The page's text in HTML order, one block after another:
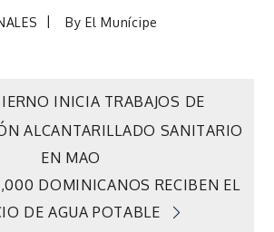
ByEl Munícipe
INICIA TRABAJOS DE
ALCANTARILLADO SANITARIO
EN MAO
DOMINICANOS RECIBEN EL
DE AGUA POTABLE